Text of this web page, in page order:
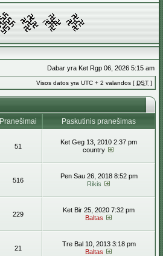
Dabar yra Ket Rgp 06, 2026 5:15 am
Visos datos yra UTC + 2 valandos [ DST ]
Pranešimai
Paskutinis pranešimas
51
Ket Geg 13, 2010 2:37 pm
country
516
Pen Sau 26, 2018 8:52 pm
Rikis
229
Ket Bir 25, 2020 7:32 pm
Baltas
21
Tre Bal 10, 2013 3:18 pm
Baltas